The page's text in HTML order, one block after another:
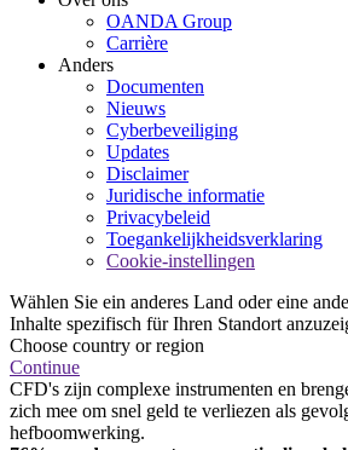
OANDA Group
Carrière
Anders
Documenten
Nieuws
Cyberbeveiliging
Updates
Disclaimer
Juridische informatie
Privacybeleid
Toegankelijkheidsverklaring
Cookie-instellingen
Wählen Sie ein anderes Land oder eine
Inhalte spezifisch für Ihren Standort
Choose country or region
Continue
CFD's zijn complexe instrumenten en
zich mee om snel geld te verliezen als
hefboomwerking.